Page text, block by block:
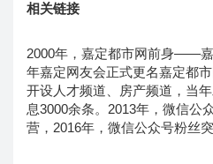
相关链接
2000年，嘉定都市网前身——
年嘉定网友会正式更名嘉定都
开设人才频道、房产频道，当
息3000余条。2013年，微信公
营，2016年，微信公众号粉丝突